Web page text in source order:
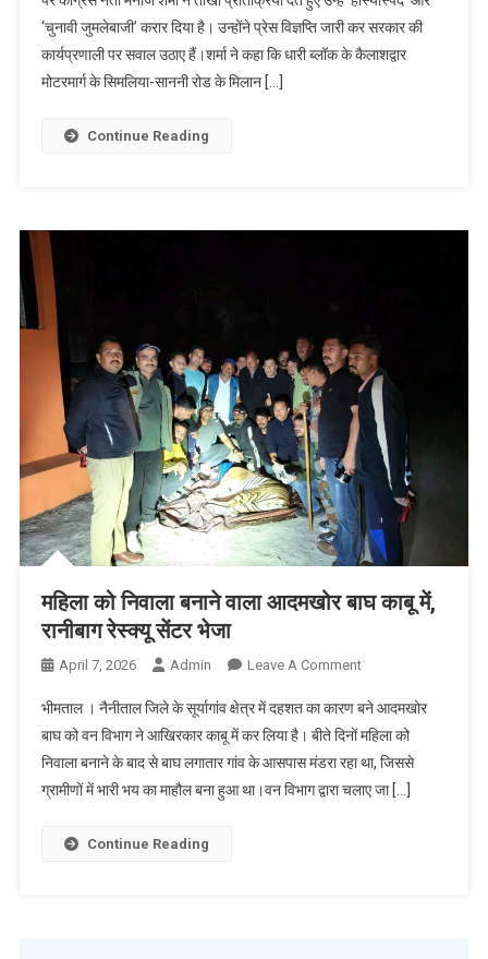
घोषणाओं
पर
कांग्रेस
‘चुनावी जुमलेबाजी’ करार दिया है। उन्होंने प्रेस विज्ञप्ति जारी कर सरकार की
कार्यप्रणाली पर सवाल उठाए हैं।शर्मा ने कहा कि धारी ब्लॉक के कैलाशद्वार
मोटरमार्ग के सिमलिया-साननी रोड के मिलान […]
Continue Reading
महिला को निवाला बनाने वाला आदमखोर बाघ काबू में,
रानीबाग रेस्क्यू सेंटर भेजा
April 7, 2026 Admin Leave A CommentOn
को
निवाला
बनाने
वाला
भीमताल । नैनीताल जिले के सूर्यागांव क्षेत्र में दहशत का कारण बने आदमखोर
बाघ को वन विभाग ने आखिरकार काबू में कर लिया है। बीते दिनों महिला को
निवाला बनाने के बाद से बाघ लगातार गांव के आसपास मंडरा रहा था, जिससे
ग्रामीणों में भारी भय का माहौल बना हुआ था।वन विभाग द्वारा चलाए जा […]
Continue Reading